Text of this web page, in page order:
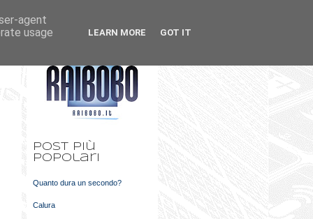
Post più
popolari
Quanto dura un secondo?
Calura
agent
usage
LEARN MORE GOT IT